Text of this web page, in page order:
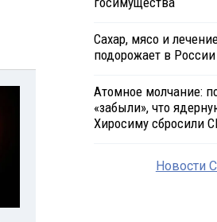
Сахар, мясо и
подорожает в
Атомное молчание:
«забыли», что
Хиросиму сбросили
Новости